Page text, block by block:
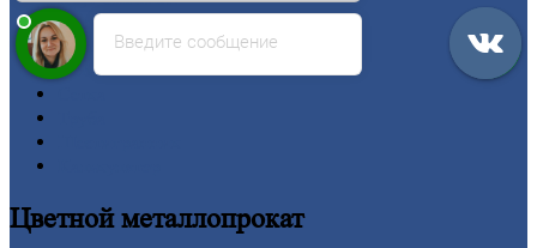
Лист
Проволока
Рельсы
Цветнойметаллопрокат
Введите сообщение